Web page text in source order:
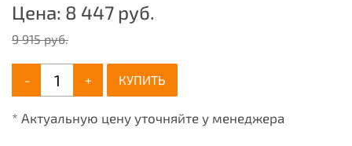
Цена: 8 447 руб.
9 915 руб.
- + КУПИТЬ
* Актуальную цену уточняйте у менеджера